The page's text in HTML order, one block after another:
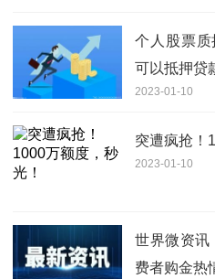
个人股票
可以抵押贷
2023-01-10
突遭疯抢！
2023-01-10
世界微资讯
费者购金热